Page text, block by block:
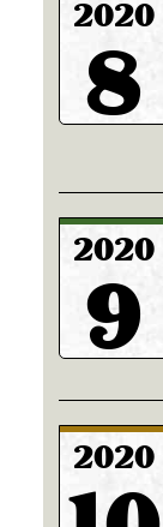
2020
8
2020
9
2020